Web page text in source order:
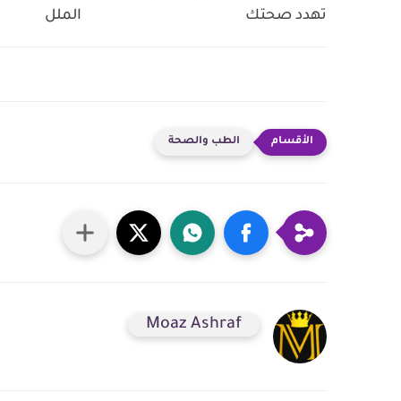
تهدد صحتك
الملل
الطب والصحة
Moaz Ashraf